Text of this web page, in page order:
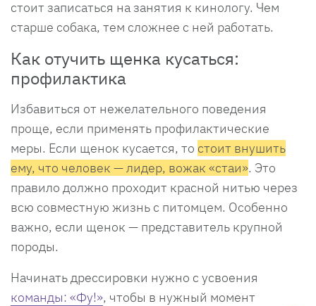
стоит записаться на занятия к кинологу. Чем
старше собака, тем сложнее с ней работать.
Как отучить щенка кусаться:
профилактика
Избавиться от нежелательного поведения
проще, если применять профилактические
меры. Если щенок кусается, то стоит внушить
ему, что человек — лидер, вожак «стаи». Это
правило должно проходит красной нитью через
всю совместную жизнь с питомцем. Особенно
важно, если щенок — представитель крупной
породы.
Начинать дрессировки нужно с усвоения
команды: «Фу!», чтобы в нужный момент